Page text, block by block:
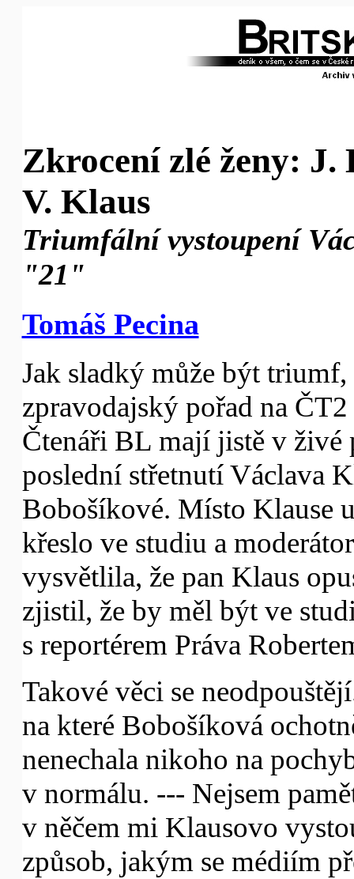
Zkrocení zlé ženy: J.
V. Klaus
Triumfální vystoupení
"21"
Tomáš Pecina
Jak sladký může být
zpravodajský pořad na ČT2
Čtenáři BL mají jistě v živé
poslední střetnutí Václava
Bobošíkové. Místo Klause
křeslo ve studiu a
vysvětlila, že pan Klaus
zjistil, že by měl být ve
s reportérem Práva
Takové věci se
na které Bobošíková
nenechala nikoho na
v normálu. --- Nejsem
v něčem mi Klausovo
způsob, jakým se médiím